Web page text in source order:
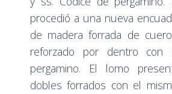
procedió a una nueva
de madera forrada de
reforzado por dentro con
pergamino. El lomo
dobles forrados con el